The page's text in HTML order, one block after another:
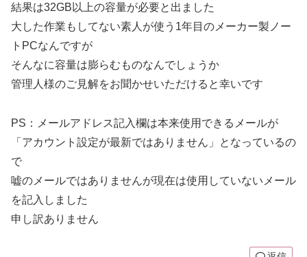
結果は32GB以上の容量が必要と出ました
大した作業もしてない素人が使う1年目のメーカー製ノー
トPCなんですが
そんなに容量は膨らむものなんでしょうか
管理人様のご見解をお聞かせいただけると幸いです
PS：メールアドレス記入欄は本来使用できるメールが
「アカウント設定が最新ではありません」となっているの
で
嘘のメールではありませんが現在は使用していないメール
を記入しました
申し訳ありません